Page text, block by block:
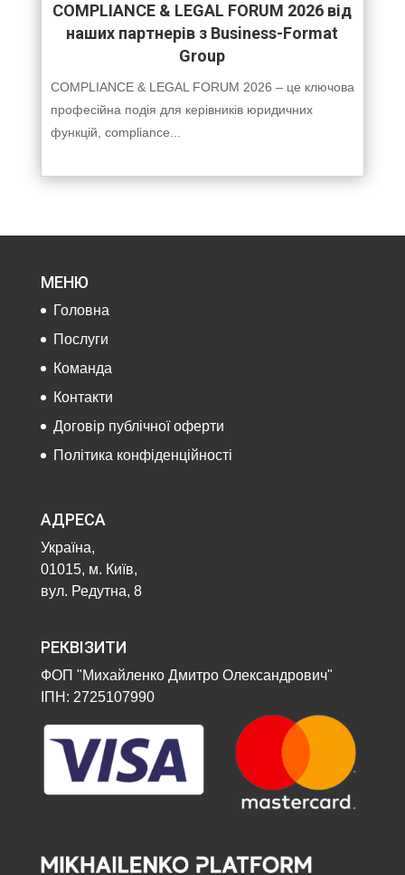
COMPLIANCE & LEGAL FORUM 2026 від
наших партнерів з Business-Format
Group
COMPLIANCE & LEGAL FORUM 2026 – це ключова
професійна подія для керівників юридичних
функцій, compliance...
МЕНЮ
Головна
Послуги
Команда
Контакти
Договір публічної оферти
Політика конфіденційності
АДРЕСА
Україна,
01015, м. Київ,
вул. Редутна, 8
РЕКВІЗИТИ
ФОП "Михайленко Дмитро Олександрович"
ІПН: 2725107990